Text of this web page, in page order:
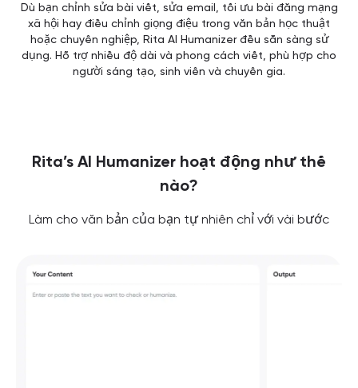
Dù bạn chỉnh sửa bài viết, sửa email, tối ưu bài đăng mạng
xã hội hay điều chỉnh giọng điệu trong văn bản học thuật
hoặc chuyên nghiệp, Rita AI Humanizer đều sẵn sàng sử
dụng. Hỗ trợ nhiều độ dài và phong cách viết, phù hợp cho
người sáng tạo, sinh viên và chuyên gia.
Rita’s AI Humanizer hoạt động như thế
nào?
Làm cho văn bản của bạn tự nhiên chỉ với vài bước